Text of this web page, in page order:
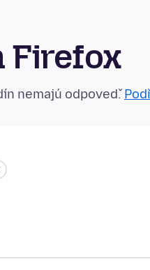
Firefox
nemajú odpoveď.